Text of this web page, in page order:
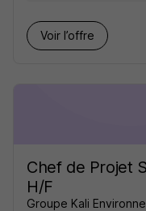
Voir l’offre
Chef de Projet
H/F
Groupe Kali